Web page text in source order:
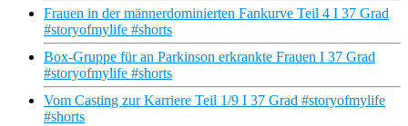
Frauen in der männerdominierten Fankurve Teil 4 I 37 Grad
#storyofmylife #shorts
Box-Gruppe für an Parkinson erkrankte Frauen I 37 Grad
#storyofmylife #shorts
Vom Casting zur Karriere Teil 1/9 I 37 Grad #storyofmylife
#shorts